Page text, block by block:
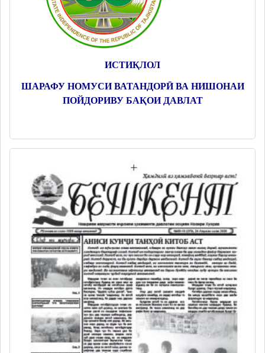
ИСТИҚЛОЛ
ШАРАФУ НОМУСИ ВАТАНДОРӢ ВА НИШОНАИ
ПОЙДОРИВУ БАҚОИ ДАВЛАТ